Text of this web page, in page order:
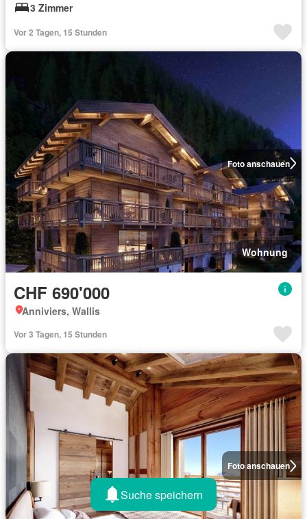
3 Zimmer
Vor 2 Tagen, 15 Stunden
Foto anschauen
Wohnung
CHF 690'000
Anniviers, Wallis
Vor 3 Tagen, 15 Stunden
Foto anschauen
Suche speichern